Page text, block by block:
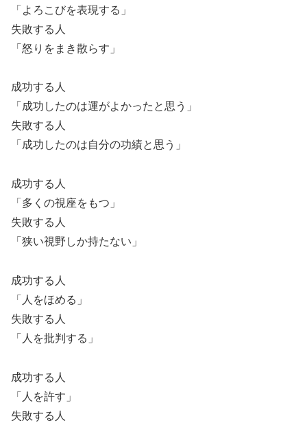
「よろこびを表現する」
失敗する人
「怒りをまき散らす」
成功する人
「成功したのは運がよかったと思う」
失敗する人
「成功したのは自分の功績と思う」
成功する人
「多くの視座をもつ」
失敗する人
「狭い視野しか持たない」
成功する人
「人をほめる」
失敗する人
「人を批判する」
成功する人
「人を許す」
失敗する人